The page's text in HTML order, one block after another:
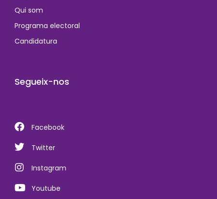
Qui som
Programa electoral
Candidatura
Segueix-nos
Facebook
Twitter
Instagram
Youtube